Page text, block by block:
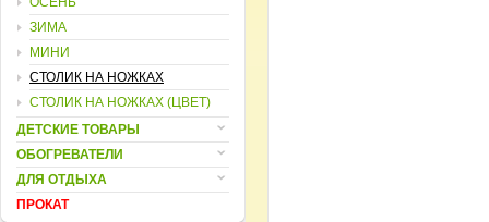
ЗИМА
МИНИ
СТОЛИК НА НОЖКАХ
СТОЛИК НА НОЖКАХ (ЦВЕТ)
ДЕТСКИЕ ТОВАРЫ
ОБОГРЕВАТЕЛИ
ДЛЯ ОТДЫХА
ПРОКАТ